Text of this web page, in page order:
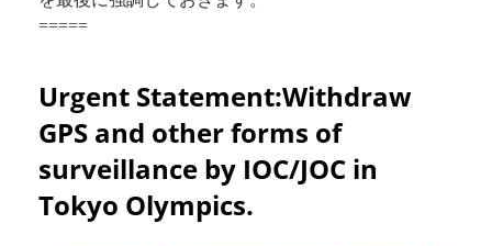
=====
Urgent Statement:Withdraw
GPS and other forms of
surveillance by IOC/JOC in
Tokyo Olympics.